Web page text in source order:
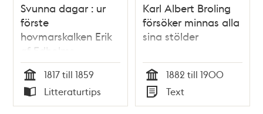
Svunna dagar : ur
förste
hovmarskalken Erik
af Edholms
dagböcker :
tidsbilder från 1800-
talet. Upplevelser
under Karl XIV
Tid
1817 till 1859
Typ
Litteraturtips
Karl Albert Broling
försöker minnas alla
sina stölder
Tid
1882 till 1900
Typ
Text